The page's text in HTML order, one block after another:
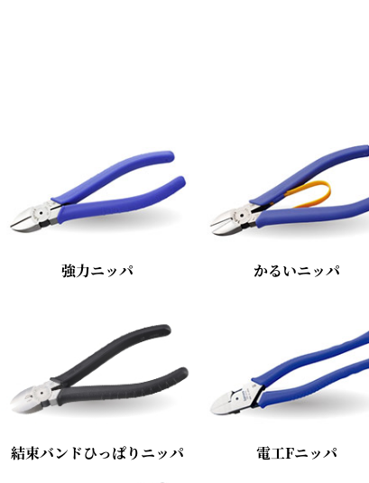
強力ニッパ かるいニッパ
結束バンドひっぱりニッパ 電工Fニッパ